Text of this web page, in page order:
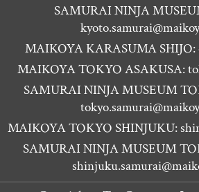
SAMURAI NINJA
MAIKOYA KARASUMA SHIJO:
MAIKOYA TOKYO ASAKUSA:
SAMURAI NINJA MUSEUM
MAIKOYA TOKYO SHINJUKU:
SAMURAI NINJA MUSEUM